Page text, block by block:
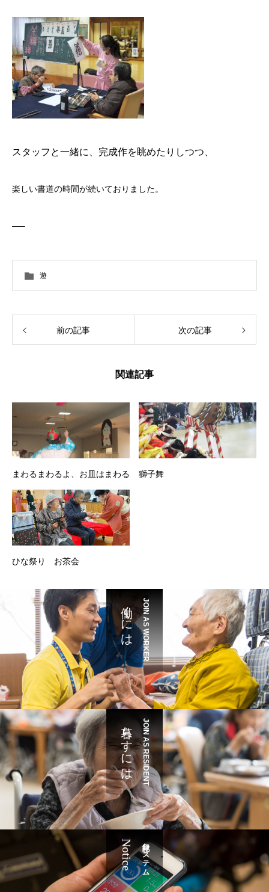
スタッフと一緒に、完成作を眺めたりしつつ、
楽しい書道の時間が続いておりました。
—–
遊
前の記事 次の記事
関連記事
まわるまわるよ、お皿はまわる 獅子舞
ひな祭り お茶会
JOIN AS WORKER
働くには
JOIN AS RESIDENT
暮らすには
記録システム
Notice